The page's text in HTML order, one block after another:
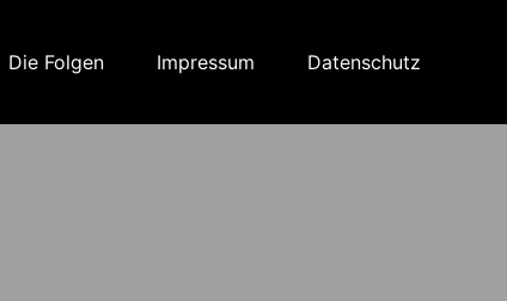
Die Folgen Impressum Datenschutz